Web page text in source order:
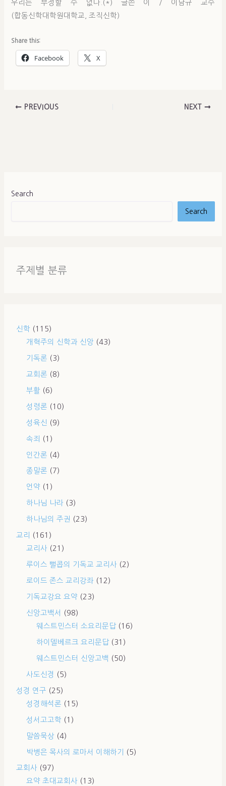
우리는 부정할 수 없다.(*) 글쓴 이 / 이남규 교수
(합동신학대학원대학교, 조직신학)
Share this:
Facebook X
PREVIOUS NEXT
Search
Search
주제별 분류
신학 (115)
개혁주의 신학과 신앙 (43)
기독론 (3)
교회론 (8)
부활 (6)
성령론 (10)
성육신 (9)
속죄 (1)
인간론 (4)
종말론 (7)
언약 (1)
하나님 나라 (3)
하나님의 주권 (23)
교리
(161)
교리사 (21)
루이스 뻘콥의 기독교 교리사 (2)
로이드 존스 교리강좌 (12)
기독교강요 요약 (23)
신앙고백서
(98)
웨스트민스터 소요리문답(16)
하이델베르크 요리문답(31)
웨스트민스터 신앙고백 (50)
사도신경 (5)
성경 연구 (25)
성경해석론 (15)
성서고고학 (1)
말씀묵상 (4)
박병은 목사의 로마서 이해하기 (5)
교회사 (97)
요약 초대교회사 (13)